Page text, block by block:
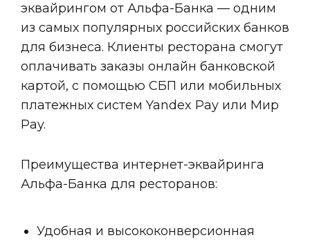
эквайрингом от Альфа-Банка — одним
из самых популярных российских банков
для бизнеса. Клиенты ресторана смогут
оплачивать заказы онлайн банковской
картой, с помощью СБП или мобильных
платежных систем Yandex Pay или Мир
Pay.
Преимущества интернет-эквайринга
Альфа-Банка для ресторанов:
Удобная и высококонверсионная